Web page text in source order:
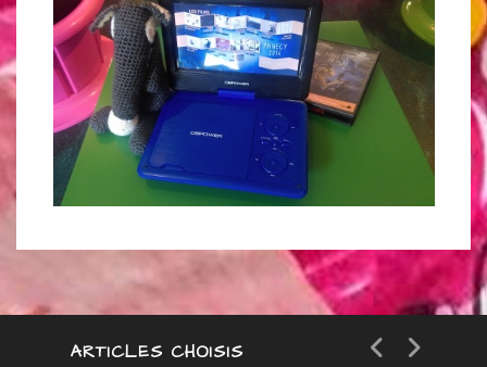
ARTICLES CHOISIS